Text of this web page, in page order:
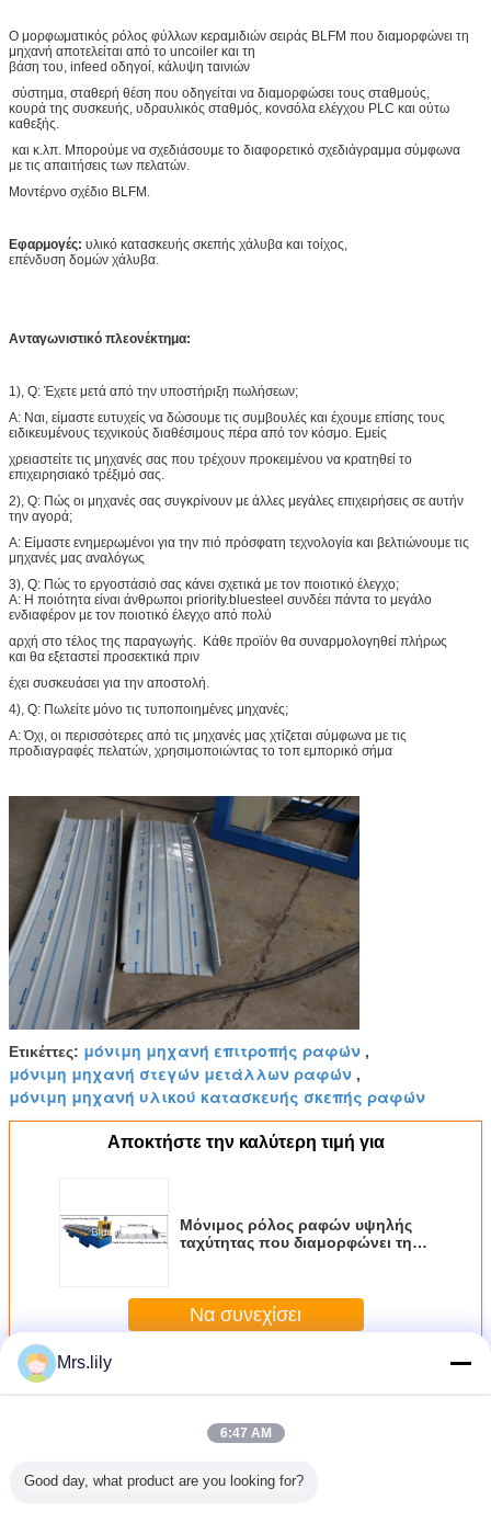
Ο μορφωματικός ρόλος φύλλων κεραμιδιών σειράς BLFM που διαμορφώνει τη
μηχανή αποτελείται από το uncoiler και τη
βάση του, infeed οδηγοί, κάλυψη ταινιών
σύστημα, σταθερή θέση που οδηγείται να διαμορφώσει τους σταθμούς,
κουρά της συσκευής, υδραυλικός σταθμός, κονσόλα ελέγχου PLC και ούτω
καθεξής.
και κ.λπ. Μπορούμε να σχεδιάσουμε το διαφορετικό σχεδιάγραμμα σύμφωνα
με τις απαιτήσεις των πελατών.
Μοντέρνο σχέδιο BLFM.
Εφαρμογές: υλικό κατασκευής σκεπής χάλυβα και τοίχος,
επένδυση δομών χάλυβα.
Ανταγωνιστικό πλεονέκτημα:
1), Q: Έχετε μετά από την υποστήριξη πωλήσεων;
Α: Ναι, είμαστε ευτυχείς να δώσουμε τις συμβουλές και έχουμε επίσης τους
ειδικευμένους τεχνικούς διαθέσιμους πέρα από τον κόσμο. Εμείς
χρειαστείτε τις μηχανές σας που τρέχουν προκειμένου να κρατηθεί το
επιχειρησιακό τρέξιμό σας.
2), Q: Πώς οι μηχανές σας συγκρίνουν με άλλες μεγάλες επιχειρήσεις σε αυτήν
την αγορά;
Α: Είμαστε ενημερωμένοι για την πιό πρόσφατη τεχνολογία και βελτιώνουμε τις
μηχανές μας αναλόγως
3), Q: Πώς το εργοστάσιό σας κάνει σχετικά με τον ποιοτικό έλεγχο;
Α: Η ποιότητα είναι άνθρωποι priority.bluesteel συνδέει πάντα το μεγάλο
ενδιαφέρον με τον ποιοτικό έλεγχο από πολύ
αρχή στο τέλος της παραγωγής. Κάθε προϊόν θα συναρμολογηθεί πλήρως
και θα εξεταστεί προσεκτικά πριν
έχει συσκευάσει για την αποστολή.
4), Q: Πωλείτε μόνο τις τυποποιημένες μηχανές;
Α: Όχι, οι περισσότερες από τις μηχανές μας χτίζεται σύμφωνα με τις
προδιαγραφές πελατών, χρησιμοποιώντας το τοπ εμπορικό σήμα
Ετικέττες: μόνιμη μηχανή επιτροπής ραφών ,
μόνιμη μηχανή στεγών μετάλλων ραφών ,
μόνιμη μηχανή υλικού κατασκευής σκεπής ραφών
Αποκτήστε την καλύτερη τιμή για
Μόνιμος ρόλος ραφών υψηλής
ταχύτητας που διαμορφώνει τη
Να συνεχίσει
Περισσότεροι
μόνιμος ρόλος ραφών που διαμορφώνει τη μηχανή
Mrs.lily
6:47 AM
Good day, what product are you looking for?